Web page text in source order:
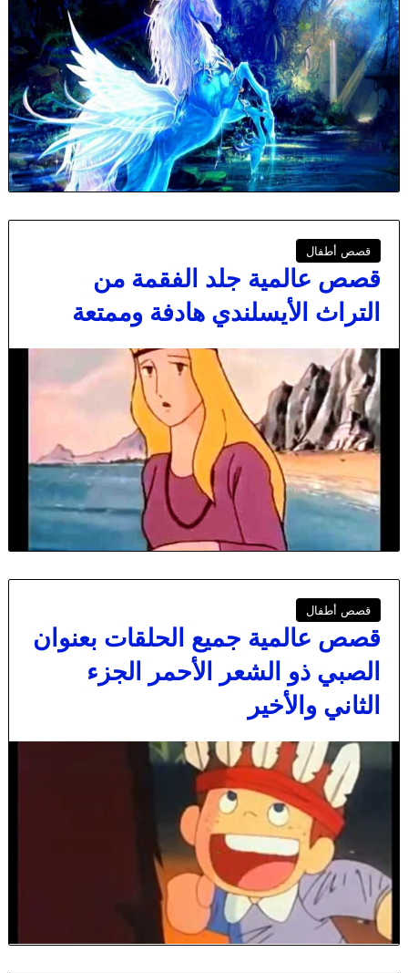
قصص أطفال
قصص عالمية جلد الفقمة من
التراث الأيسلندي هادفة وممتعة
قصص أطفال
قصص عالمية جميع الحلقات بعنوان
الصبي ذو الشعر الأحمر الجزء
الثاني والأخير